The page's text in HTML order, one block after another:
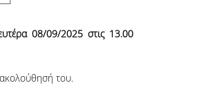
08/09/2025 στις 13.00
του.